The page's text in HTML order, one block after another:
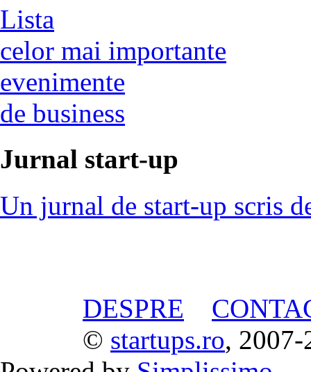
Lista
celor mai importante
evenimente
de business
Jurnal start-up
Un jurnal de start-up scris
DESPRE
© startups.ro, 2007-